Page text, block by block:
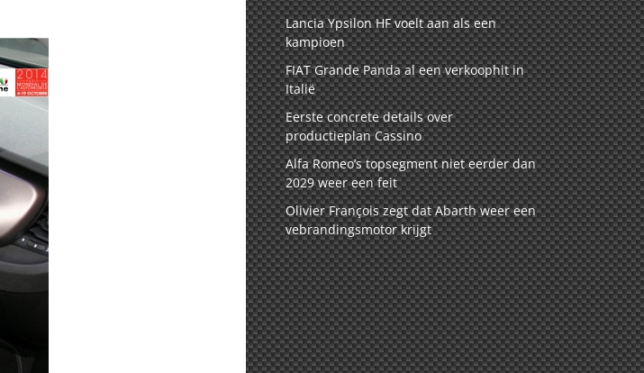
Lancia Ypsilon HF voelt aan als een
kampioen
FIAT Grande Panda al een verkoophit in
Italië
Eerste concrete details over
productieplan Cassino
Alfa Romeo’s topsegment niet eerder dan
2029 weer een feit
Olivier François zegt dat Abarth weer een
vebrandingsmotor krijgt